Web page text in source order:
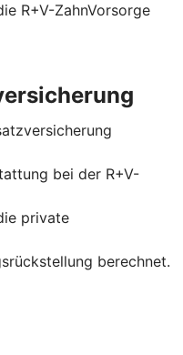
R+V-ZahnVorsorge
bei der R+V-
private
berechnet.